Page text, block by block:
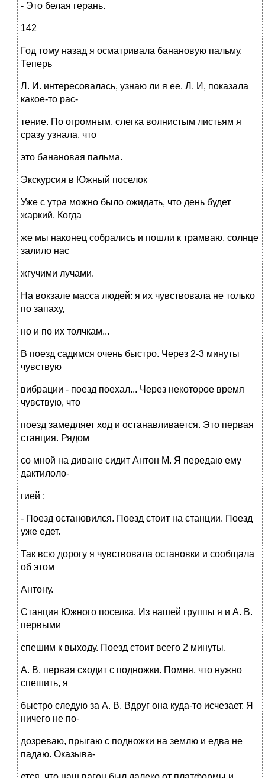
- Это белая герань.
142
Год тому назад я осматривала банановую пальму.
Теперь
Л. И. интересовалась, узнаю ли я ее. Л. И, показала
какое-то рас-
тение. По огромным, слегка волнистым листьям я
сразу узнала, что
это банановая пальма.
Экскурсия в Южный поселок
Уже с утра можно было ожидать, что день будет
жаркий. Когда
же мы наконец собрались и пошли к трамваю, солнце
залило нас
жгучими лучами.
На вокзале масса людей: я их чувствовала не только
по запаху,
но и по их толчкам...
В поезд садимся очень быстро. Через 2-3 минуты
чувствую
вибрации - поезд поехал... Через некоторое время
чувствую, что
поезд замедляет ход и останавливается. Это первая
станция. Рядом
со мной на диване сидит Антон М. Я передаю ему
дактилоло-
гией :
- Поезд остановился. Поезд стоит на станции. Поезд
уже едет.
Так всю дорогу я чувствовала остановки и сообщала
об этом
Антону.
Станция Южного поселка. Из нашей группы я и А. В.
первыми
спешим к выходу. Поезд стоит всего 2 минуты.
А. В. первая сходит с подножки. Помня, что нужно
спешить, я
быстро следую за А. В. Вдруг она куда-то исчезает. Я
ничего не по-
дозреваю, прыгаю с подножки на землю и едва не
падаю. Оказыва-